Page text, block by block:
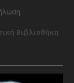
Βιβλιοθήκη